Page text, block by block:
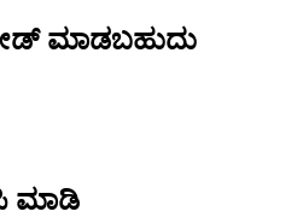
ಮಾಡಬಹುದು
ಮಾಡಿ